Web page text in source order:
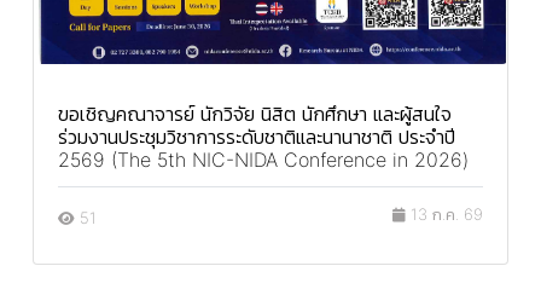
ขอเชิญคณาจารย์ นักวิจัย นิสิต นักศึกษา และผู้สนใจ
ร่วมงานประชุมวิชาการระดับชาติและนานาชาติ ประจำปี
2569 (The 5th NIC-NIDA Conference in 2026)
51 13 ก.ค. 69